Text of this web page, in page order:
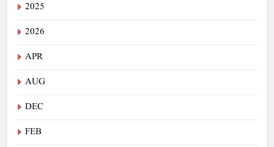
2025
2026
APR
AUG
DEC
FEB